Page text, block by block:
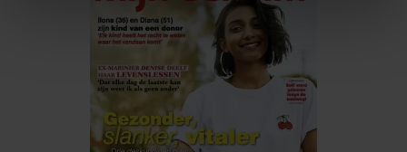
We gebruiken cookies om content en advertenties te
personaliseren, om functies voor social media te bieden
en om ons websiteverkeer te analyseren. Ook delen we
informatie over uw gebruik van onze site met onze
partners voor social media, adverteren en analyse. Deze
partners kunnen deze gegevens combineren met andere